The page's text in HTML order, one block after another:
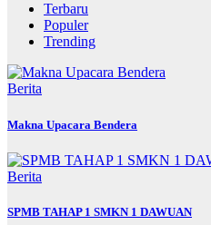
Terbaru
Populer
Trending
Berita
Makna Upacara Bendera
Berita
SPMB TAHAP 1 SMKN 1 DAWUAN